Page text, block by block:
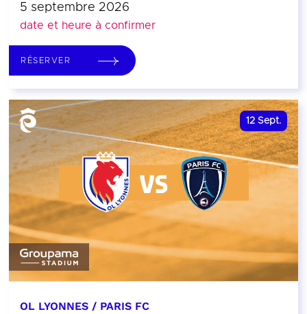
5 septembre 2026
date et heure à confirmer
RÉSERVER
12 Sept.
OL LYONNES / PARIS FC